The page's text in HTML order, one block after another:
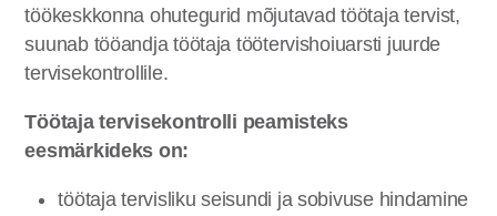
töökeskkonna ohutegurid mõjutavad töötaja tervist,
suunab tööandja töötaja töötervishoiuarsti juurde
tervisekontrollile.
Töötaja tervisekontrolli peamisteks
eesmärkideks on:
töötaja tervisliku seisundi ja sobivuse hindamine